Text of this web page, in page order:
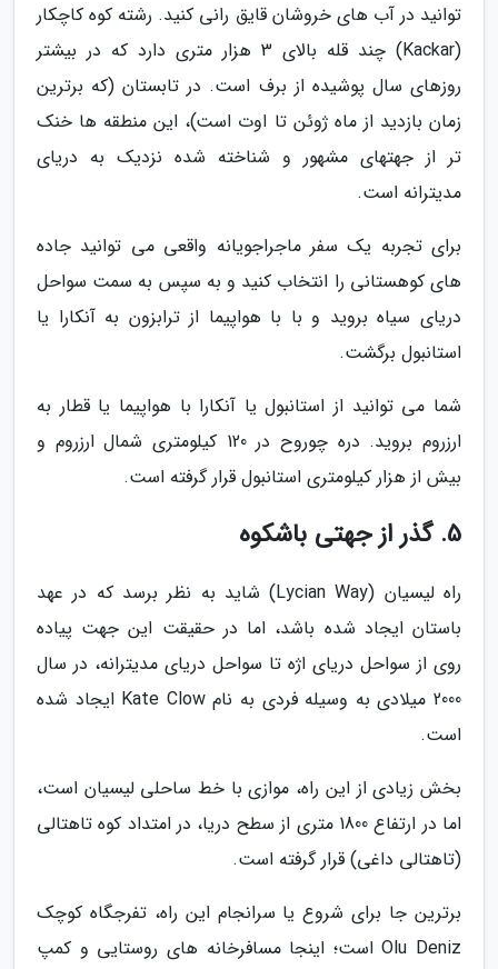
توانید در آب های خروشان قایق رانی کنید. رشته کوه کاچکار
(Kackar) چند قله بالای 3 هزار متری دارد که در بیشتر
روزهای سال پوشیده از برف است. در تابستان (که برترین
زمان بازدید از ماه ژوئن تا اوت است)، این منطقه ها خنک
تر از جهتهای مشهور و شناخته شده نزدیک به دریای
مدیترانه است.
برای تجربه یک سفر ماجراجویانه واقعی می توانید جاده
های کوهستانی را انتخاب کنید و به سپس به سمت سواحل
دریای سیاه بروید و با با هواپیما از ترابزون به آنکارا یا
استانبول برگشت.
شما می توانید از استانبول یا آنکارا با هواپیما یا قطار به
ارزروم بروید. دره چوروح در 120 کیلومتری شمال ارزروم و
بیش از هزار کیلومتری استانبول قرار گرفته است.
5. گذر از جهتی باشکوه
راه لیسیان (Lycian Way) شاید به نظر برسد که در عهد
باستان ایجاد شده باشد، اما در حقیقت این جهت پیاده
روی از سواحل دریای اژه تا سواحل دریای مدیترانه، در سال
2000 میلادی به وسیله فردی به نام Kate Clow ایجاد شده
است.
بخش زیادی از این راه، موازی با خط ساحلی لیسیان است،
اما در ارتفاع 1800 متری از سطح دریا، در امتداد کوه تاهتالی
(تاهتالی داغی) قرار گرفته است.
برترین جا برای شروع یا سرانجام این راه، تفرجگاه کوچک
Olu Deniz است؛ اینجا مسافرخانه های روستایی و کمپ